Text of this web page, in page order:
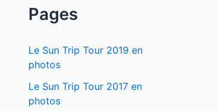
c
e
r
c
h
Pages
Le Sun Trip Tour 2019 en
photos
Le Sun Trip Tour 2017 en
photos